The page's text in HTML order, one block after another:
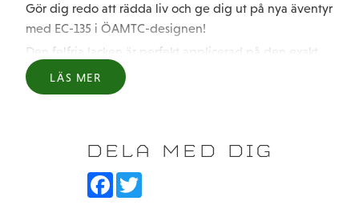
Gör dig redo att rädda liv och ge dig ut på nya äventyr
med EC-135 i ÖAMTC-designen!
Den felfria lacken är perfekt applicerad på den exakt
replikerade flygkroppen.
Den främre delen av flygkroppen är avtagbar, vilket
minuter och kan laddas helt på bara 60 minuter med
den medföljande USB-laddningskabeln – redo för
nästa uppdrag!
LÄS MER
DELA MED DIG
F
T